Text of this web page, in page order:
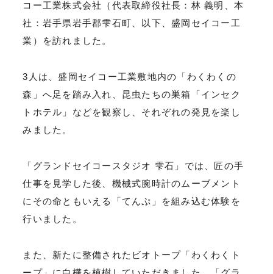
コー工業株式会社（代表取締役社長：林 義明、本
社：岩手県岩手郡雫石町、以下、盛岡セイコー工
業）を訪れました。
3人は、盛岡セイコー工業敷地内の「わくわくの
森」へ足を踏み入れ、昆虫たちの巣箱「インセク
トホテル」などを観察し、それぞれの発見を楽し
みました。
「グランドセイコースタジオ 雫石」では、匠の手
仕事を見学した後、機械式腕時計のムーブメント
にその命ともいえる「てんぷ」を組み込む体験を
行いました。
また、新たに整備されたビオトープ「わくわくト